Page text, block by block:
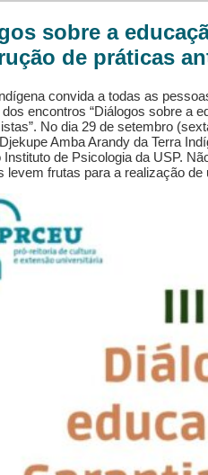
sobre a
de práticas
convida a todas as
encontros “Diálogos sobre a
No dia 29 de setembro
Amba Arandy da Terra
de Psicologia da USP.
levem frutas para a realização